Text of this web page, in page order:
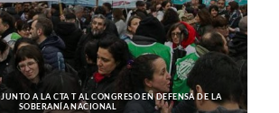
A LA CTA T AL CONGRESO EN DEFENSA DE LA
SOBERANÍA NACIONAL